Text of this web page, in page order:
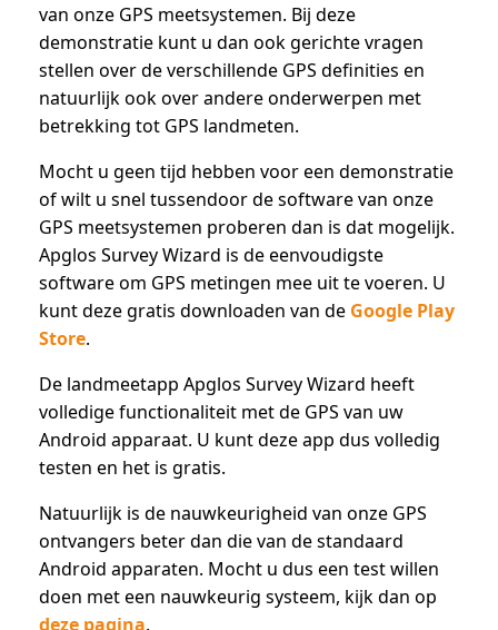
van onze GPS meetsystemen. Bij deze
demonstratie kunt u dan ook gerichte vragen
stellen over de verschillende GPS definities en
natuurlijk ook over andere onderwerpen met
betrekking tot GPS landmeten.
Mocht u geen tijd hebben voor een demonstratie
of wilt u snel tussendoor de software van onze
GPS meetsystemen proberen dan is dat mogelijk.
Apglos Survey Wizard is de eenvoudigste
software om GPS metingen mee uit te voeren. U
kunt deze gratis downloaden van de Google Play
Store.
De landmeetapp Apglos Survey Wizard heeft
volledige functionaliteit met de GPS van uw
Android apparaat. U kunt deze app dus volledig
testen en het is gratis.
Natuurlijk is de nauwkeurigheid van onze GPS
ontvangers beter dan die van de standaard
Android apparaten. Mocht u dus een test willen
doen met een nauwkeurig systeem, kijk dan op
deze pagina.